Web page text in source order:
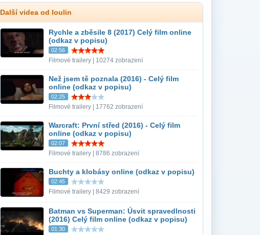
Další videa od loulin
Rychle a zběsile 8 (2017) Celý film online
(odkaz v popisu)
02:56
Filmové trailery | 10274 zobrazení
Než jsem tě poznala (2016) - Celý film
online (odkaz v popisu)
02:25
Filmové trailery | 17762 zobrazení
Warcraft: První střed (2016) - Celý film
online (odkaz v popisu)
02:07
Filmové trailery | 8786 zobrazení
Buchty a klobásy online (odkaz v popisu)
02:45
Filmové trailery | 8429 zobrazení
Batman vs Superman: Úsvit spravedlnosti
(2016) Celý film online (odkaz v popisu)
01:30